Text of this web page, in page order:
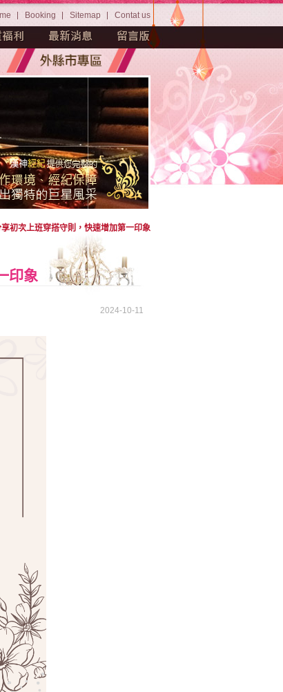
Booking Sitemap Contat us
初次上班穿搭守則，快速增加第一印象
印象
2024-10-11